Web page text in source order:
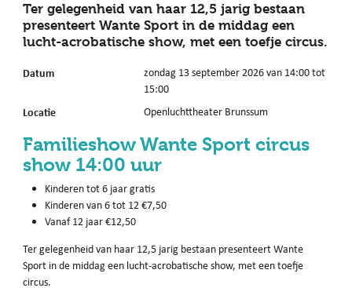
Ter gelegenheid van haar 12,5 jarig bestaan
presenteert Wante Sport in de middag een
lucht-acrobatische show, met een toefje circus.
Datum
zondag 13 september 2026 van 14:00 tot
15:00
Locatie Openluchttheater Brunssum
Familieshow Wante Sport circus
show 14:00 uur
Kinderen tot 6 jaar gratis
Kinderen van 6 tot 12 €7,50
Vanaf 12 jaar €12,50
Ter gelegenheid van haar 12,5 jarig bestaan presenteert Wante
Sport in de middag een lucht-acrobatische show, met een toefje
circus.